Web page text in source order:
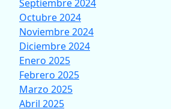
Septiembre 2024
Octubre 2024
Noviembre 2024
Diciembre 2024
Enero 2025
Febrero 2025
Marzo 2025
Abril 2025